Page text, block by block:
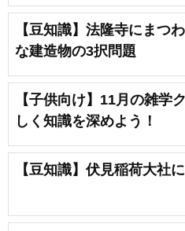
【豆知識】法隆寺にまつ
な建造物の3択問題
【子供向け】11月の雑学
しく知識を深めよう！
【豆知識】伏見稲荷大社